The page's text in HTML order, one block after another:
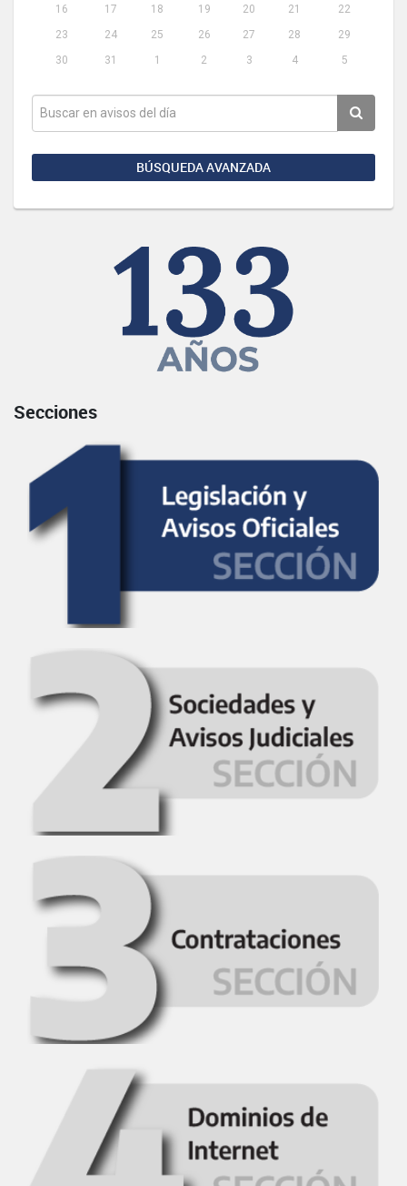
16
17 18 19 20 21
22
23
24 25 26 27 28
29
30
31 1 2 3 4 5
BÚSQUEDA AVANZADA
Secciones